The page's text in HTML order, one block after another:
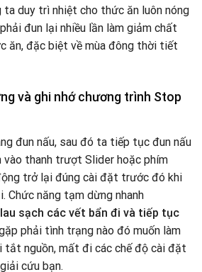
ta duy trì nhiệt cho thức ăn luôn nóng
đun lại nhiều lần làm giảm chất
ăn, đặc biệt về mùa đông thời tiết
và ghi nhớ chương trình Stop
đun nấu, sau đó ta tiếp tục đun nấu
vào thanh trượt Slider hoặc phím
trở lại đúng cài đặt trước đó khi
Chức năng tạm dừng nhanh
sạch các vết bẩn đi và tiếp tục
phải tình trạng nào đó muốn làm
tắt nguồn, mất đi các chế độ cài đặt
cứu bạn.